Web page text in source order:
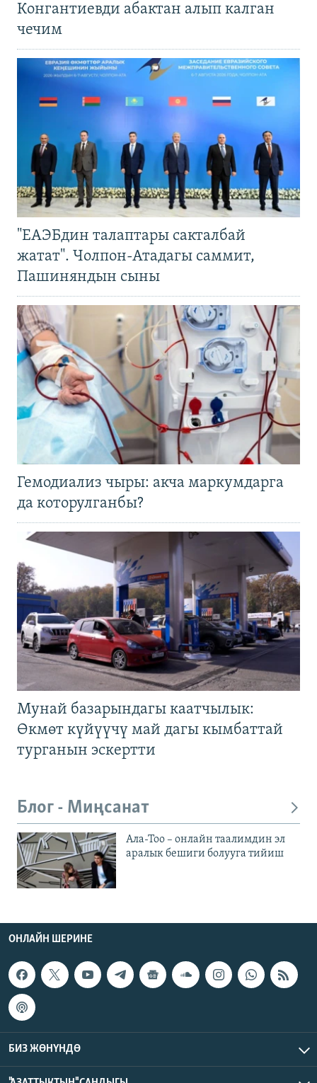
Конгантиевди абактан алып калган
чечим
"ЕАЭБдин талаптары сакталбай
жатат". Чолпон-Атадагы саммит,
Пашиняндын сыны
Гемодиализ чыры: акча маркумдарга
да которулганбы?
Мунай базарындагы каатчылык:
Өкмөт күйүүчү май дагы кымбаттай
турганын эскертти
Блог - Миңсанат
Ала-Тоо – онлайн таалимдин эл
аралык бешиги болууга тийиш
ОНЛАЙН ШЕРИНЕ
БИЗ ЖӨНҮНДӨ